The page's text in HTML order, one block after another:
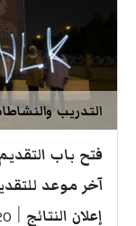
التدريب
فتح باب التقديم
آخر موعد
إعلان النتائج / 2026